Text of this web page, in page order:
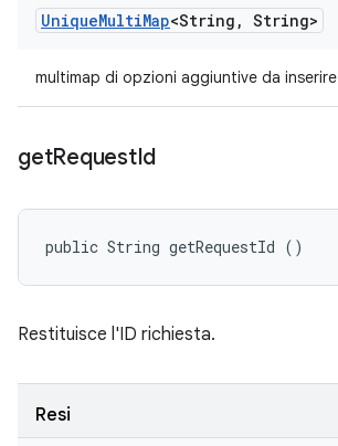
UniqueMultiMap<String , String>
multimap di opzioni aggiuntive da inserire
getRequestId
public String getRequestId ()
Restituisce l'ID richiesta.
Resi